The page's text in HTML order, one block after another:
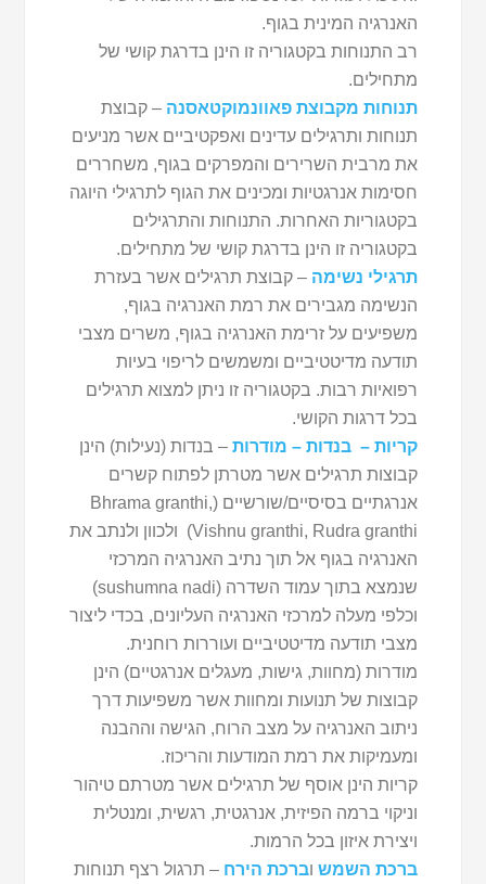
האנרגיה המינית בגוף.
רב התנוחות בקטגוריה זו הינן בדרגת קושי של
מתחילים.
תנוחות מקבוצת פאוונמוקטאסנה – קבוצת
תנוחות ותרגילים עדינים ואפקטיביים אשר מניעים
את מרבית השרירים והמפרקים בגוף, משחררים
חסימות אנרגטיות ומכינים את הגוף לתרגילי היוגה
בקטגוריות האחרות. התנוחות והתרגילים
בקטגוריה זו הינן בדרגת קושי של מתחילים.
תרגילי נשימה – קבוצת תרגילים אשר בעזרת
הנשימה מגבירים את רמת האנרגיה בגוף,
משפיעים על זרימת האנרגיה בגוף, משרים מצבי
תודעה מדיטטיביים ומשמשים לריפוי בעיות
רפואיות רבות. בקטגוריה זו ניתן למצוא תרגילים
בכל דרגות הקושי.
קריות – בנדות – מודרות – בנדות (נעילות) הינן
קבוצות תרגילים אשר מטרתן לפתוח קשרים
אנרגתיים בסיסיים/שורשיים (Bhrama granthi,
Vishnu granthi, Rudra granthi) ולכוון ולנתב את
האנרגיה בגוף אל תוך נתיב האנרגיה המרכזי
שנמצא בתוך עמוד השדרה (sushumna nadi)
וכלפי מעלה למרכזי האנרגיה העליונים, בכדי ליצור
מצבי תודעה מדיטטיביים ועוררות רוחנית.
מודרות (מחוות, גישות, מעגלים אנרגטיים) הינן
קבוצות של תנועות ומחוות אשר משפיעות דרך
ניתוב האנרגיה על מצב הרוח, הגישה וההבנה
ומעמיקות את רמת המודעות והריכוז.
קריות הינן אוסף של תרגילים אשר מטרתם טיהור
וניקוי ברמה הפיזית, אנרגטית, רגשית, ומנטלית
ויצירת איזון בכל הרמות.
ברכת השמש וברכת הירח – תרגול רצף תנוחות